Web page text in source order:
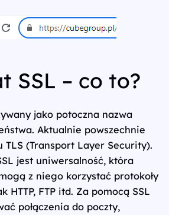
SSL – co to?
jako potoczna nazwa
Aktualnie powszechnie
TLS (Transport Layer Security).
jest uniwersalność, która
z niego korzystać protokoły
HTTP, FTP itd. Za pomocą SSL
połączenia do poczty,